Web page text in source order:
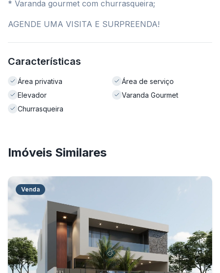
* Varanda gourmet com churrasqueira;
AGENDE UMA VISITA E SURPREENDA!
Características
Área privativa
Área de serviço
Elevador
Varanda Gourmet
Churrasqueira
Imóveis Similares
Venda